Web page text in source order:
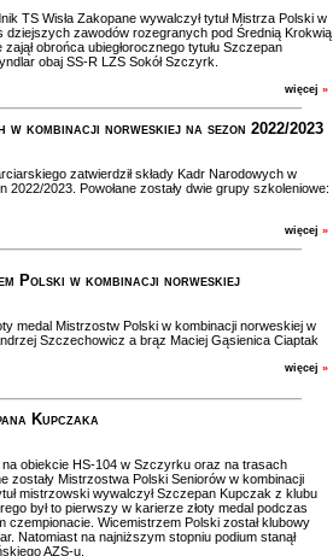
TS Wisła Zakopane wywalczył tytuł Mistrza Polski w
dziejszych zawodów rozegranych pod Średnią Krokwią
obrońca ubiegłorocznego tytułu Szczepan
obaj SS-R LZS Sokół Szczyrk.
więcej »
w kombinacji norweskiej na sezon 2022/2023
zatwierdził składy Kadr Narodowych w
2022/2023. Powołane zostały dwie grupy szkoleniowe:
więcej »
Polski w kombinacji norweskiej
medal Mistrzostw Polski w kombinacji norweskiej w
Szczechowicz a brąz Maciej Gąsienica Ciaptak
więcej »
Kupczaka
obiekcie HS-104 w Szczyrku oraz na trasach
zostały Mistrzostwa Polski Seniorów w kombinacji
mistrzowski wywalczył Szczepan Kupczak z klubu
był to pierwszy w karierze złoty medal podczas
czempionacie. Wicemistrzem Polski został klubowy
Natomiast na najniższym stopniu podium stanął
AZS-u.